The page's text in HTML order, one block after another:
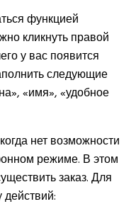
функцией
кликнуть правой
у вас появится
следующие
«имя», «удобное
нет возможности
режиме. В этом
заказ. Для
действий: